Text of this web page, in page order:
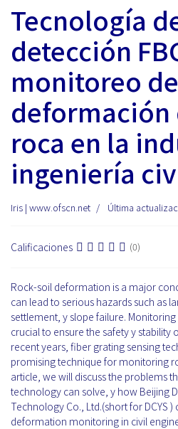
Tecnología
detección
monitoreo de
deformación
roca en la
ingeniería
Iris | www.ofscn.net Última
Calificaciones (0)
Rock-soil deformation is a major
can lead to serious hazards such as
settlement, y slope failure.
crucial to ensure the safety y stability
recent years, fiber grating sensing
promising technique for monitoring
article, we will discuss the problems
technology can solve, y how Beijing
Technology Co., Ltd.(short for DCYS
deformation monitoring in civil